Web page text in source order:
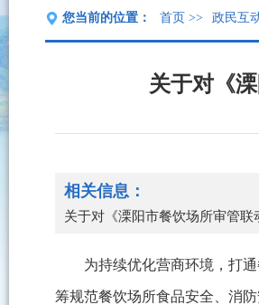
您当前的位置： 首页 >> 政民互
关于对《
相关信息：
关于对《溧阳市餐饮场所审管
为持续优化营商环境，打
筹规范餐饮场所食品安全、消